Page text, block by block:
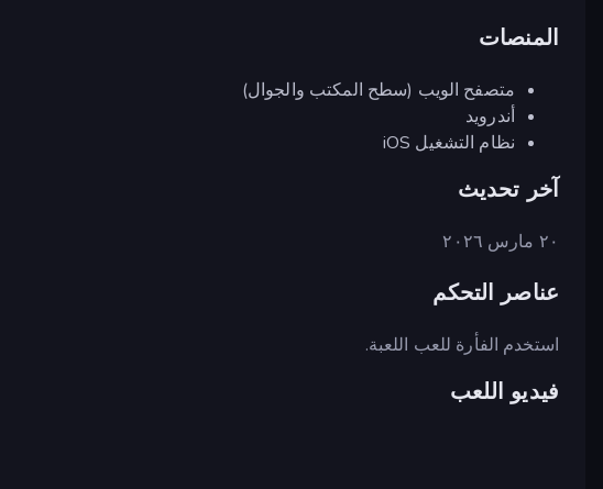
المنصات
متصفح الويب (سطح المكتب والجوال)
أندرويد
نظام التشغيل iOS
آخر تحديث
٢٠ مارس ٢٠٢٦
عناصر التحكم
استخدم الفأرة للعب اللعبة.
فيديو اللعب